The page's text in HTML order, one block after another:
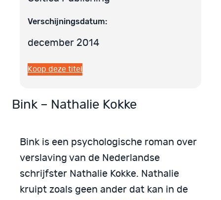
Verschijningsdatum:
december 2014
Koop deze titel
Bink – Nathalie Kokke
Bink is een psychologische roman over
verslaving van de Nederlandse
schrijfster Nathalie Kokke. Nathalie
kruipt zoals geen ander dat kan in de